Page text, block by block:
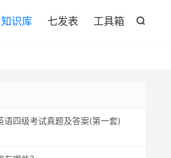

知识库 七发表 工具箱
语四级考试真题及答案(第一套)